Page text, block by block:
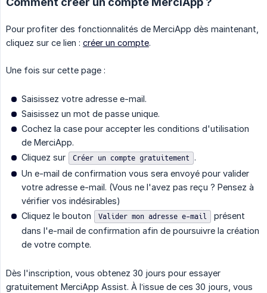
Pour profiter des fonctionnalités de MerciApp dès maintenant,
cliquez sur ce lien : créer un compte.
Une fois sur cette page :
Saisissez votre adresse e-mail.
Saisissez un mot de passe unique.
Cochez la case pour accepter les conditions d'utilisation
de MerciApp.
Cliquez sur
Créer un compte gratuitement
.
Un e-mail de confirmation vous sera envoyé pour valider
votre adresse e-mail. (Vous ne l'avez pas reçu ? Pensez à
vérifier vos indésirables)
Cliquez le bouton
Valider mon adresse e-mail
présent
dans l'e-mail de confirmation afin de poursuivre la création
de votre compte.
Dès l'inscription, vous obtenez 30 jours pour essayer
gratuitement MerciApp Assist. À l’issue de ces 30 jours, vous